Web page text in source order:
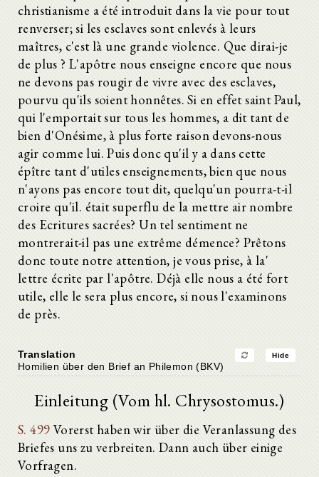
christianisme a été introduit dans la vie pour tout
renverser; si les esclaves sont enlevés à leurs
maîtres, c'est là une grande violence. Que dirai-je
de plus ? L'apôtre nous enseigne encore que nous
ne devons pas rougir de vivre avec des esclaves,
pourvu qu'ils soient honnêtes. Si en effet saint Paul,
qui l'emportait sur tous les hommes, a dit tant de
bien d'Onésime, à plus forte raison devons-nous
agir comme lui. Puis donc qu'il y a dans cette
épître tant d'utiles enseignements, bien que nous
n'ayons pas encore tout dit, quelqu'un pourra-t-il
croire qu'il. était superflu de la mettre air nombre
des Ecritures sacrées? Un tel sentiment ne
montrerait-il pas une extrême démence? Prêtons
donc toute notre attention, je vous prise, à la'
lettre écrite par l'apôtre. Déjà elle nous a été fort
utile, elle le sera plus encore, si nous l'examinons
de près.
Translation Hide
Homilien über den Brief an Philemon (BKV)
Einleitung (Vom hl. Chrysostomus.)
S. 499Vorerst haben wir über die Veranlassung des
Briefes uns zu verbreiten. Dann auch über einige
Vorfragen.